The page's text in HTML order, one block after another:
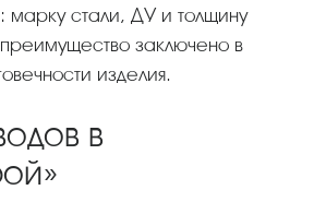
марку стали, ДУ и толщину
заключено в
изделия.
в